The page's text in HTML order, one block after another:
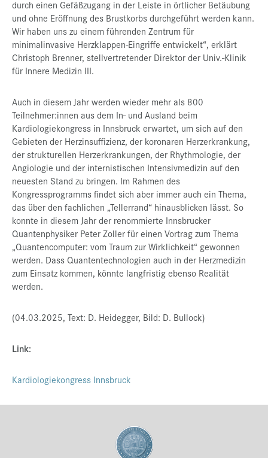
durch einen Gefäßzugang in der Leiste in örtlicher Betäubung
und ohne Eröffnung des Brustkorbs durchgeführt werden kann.
Wir haben uns zu einem führenden Zentrum für
minimalinvasive Herzklappen-Eingriffe entwickelt“, erklärt
Christoph Brenner, stellvertretender Direktor der Univ.-Klinik
für Innere Medizin III.
Auch in diesem Jahr werden wieder mehr als 800
Teilnehmer:innen aus dem In- und Ausland beim
Kardiologiekongress in Innsbruck erwartet, um sich auf den
Gebieten der Herzinsuffizienz, der koronaren Herzerkrankung,
der strukturellen Herzerkrankungen, der Rhythmologie, der
Angiologie und der internistischen Intensivmedizin auf den
neuesten Stand zu bringen. Im Rahmen des
Kongressprogramms findet sich aber immer auch ein Thema,
das über den fachlichen „Tellerrand“ hinausblicken lässt. So
konnte in diesem Jahr der renommierte Innsbrucker
Quantenphysiker Peter Zoller für einen Vortrag zum Thema
„Quantencomputer: vom Traum zur Wirklichkeit“ gewonnen
werden. Dass Quantentechnologien auch in der Herzmedizin
zum Einsatz kommen, könnte langfristig ebenso Realität
werden.
(04.03.2025, Text: D. Heidegger, Bild: D. Bullock)
Link:
Kardiologiekongress Innsbruck